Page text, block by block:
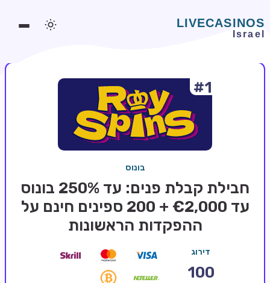
משחקים אונליין
משחקים חינמיים
בלאקג'ק אונליין
בונוסים בקזינו אונליין
#1
בונוס
חבילת קבלת פנים: עד 250% בונוס
עד €2,000 + 200 ספינים חינם על
ההפקדות הראשונות
דירוג
100